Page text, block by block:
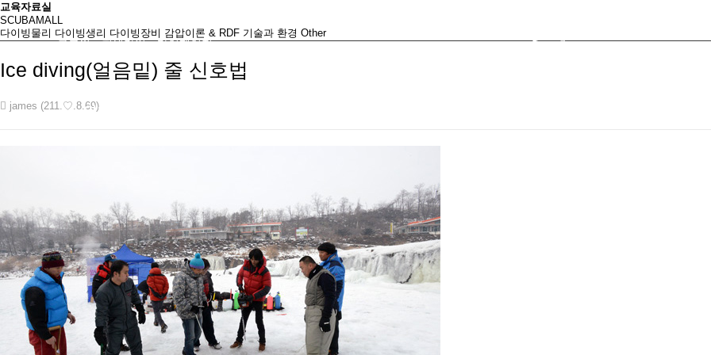
로그인 회원가입 마이페이지
인천스쿠버
교육자료실
SCUBAMALL
다이빙물리 다이빙생리 다이빙장비 감압이론 & RDF 기술과 환경 Other
Ice diving(얼음밑) 줄 신호법
james (211.♡.8.69)